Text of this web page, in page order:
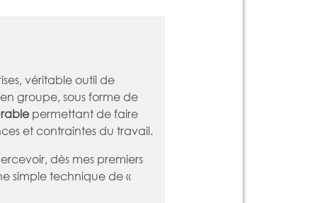
véritable outil de
groupe, sous forme de
permettant de faire
et contraintes du travail.
dès mes premiers
simple technique de «